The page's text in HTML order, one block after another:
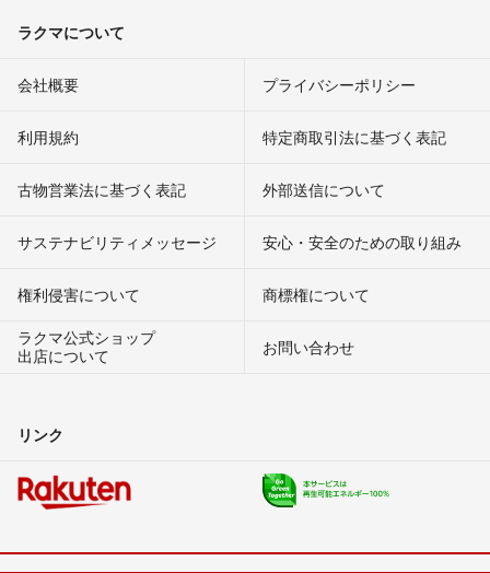
ラクマについて
会社概要 プライバシーポリシー
利用規約 特定商取引法に基づく表記
古物営業法に基づく表記 外部送信について
サステナビリティメッセージ 安心・安全のための取り組み
権利侵害について
商標権について
ラクマ公式ショップ
出店について
お問い合わせ
リンク